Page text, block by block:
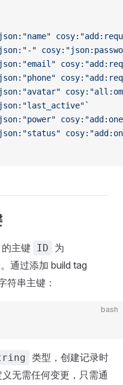
"
的主键 ID 为
通过添加 build tag
符串主键：
bash
类型，创建记录时
无需任何变更，只需通